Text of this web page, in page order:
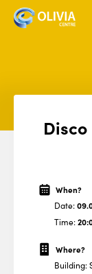
When?
Date:
Time:
Where?
Building: